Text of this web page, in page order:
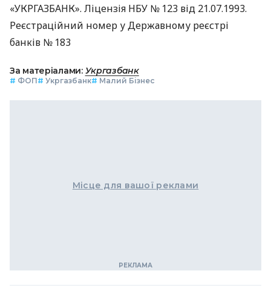
«УКРГАЗБАНК». Ліцензія НБУ № 123 від 21.07.1993.
Реєстраційний номер у Державному реєстрі
банків № 183
За матеріалами: Укргазбанк
# ФОП# Укргазбанк# Малий Бізнес
Місце для вашої реклами